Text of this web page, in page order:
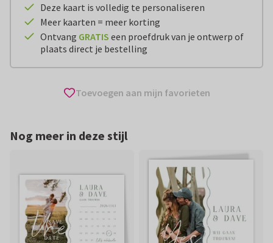
Deze kaart is volledig te personaliseren
Meer kaarten = meer korting
Ontvang GRATIS een proefdruk van je ontwerp of
plaats direct je bestelling
Toevoegen aan mijn favorieten
Nog meer in deze stijl